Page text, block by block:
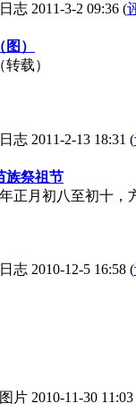
志 2011-3-2 09:36 (
）
载）
志 2011-2-13 18:31 (
族祭祖节
初八至初十，方
志 2010-12-5 16:58 (
片 2010-11-30 11:03